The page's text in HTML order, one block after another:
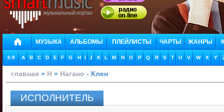
МУЗЫКА АЛЬБОМЫ ПЛЕЙЛИСТЫ ЧАРТЫ ЖАНРЫ
0-9 A B C D E F G H I J K L M N O P Q R S T U V W X Y
главная » Н » Нагано - Клен
ИСПОЛНИТЕЛЬ